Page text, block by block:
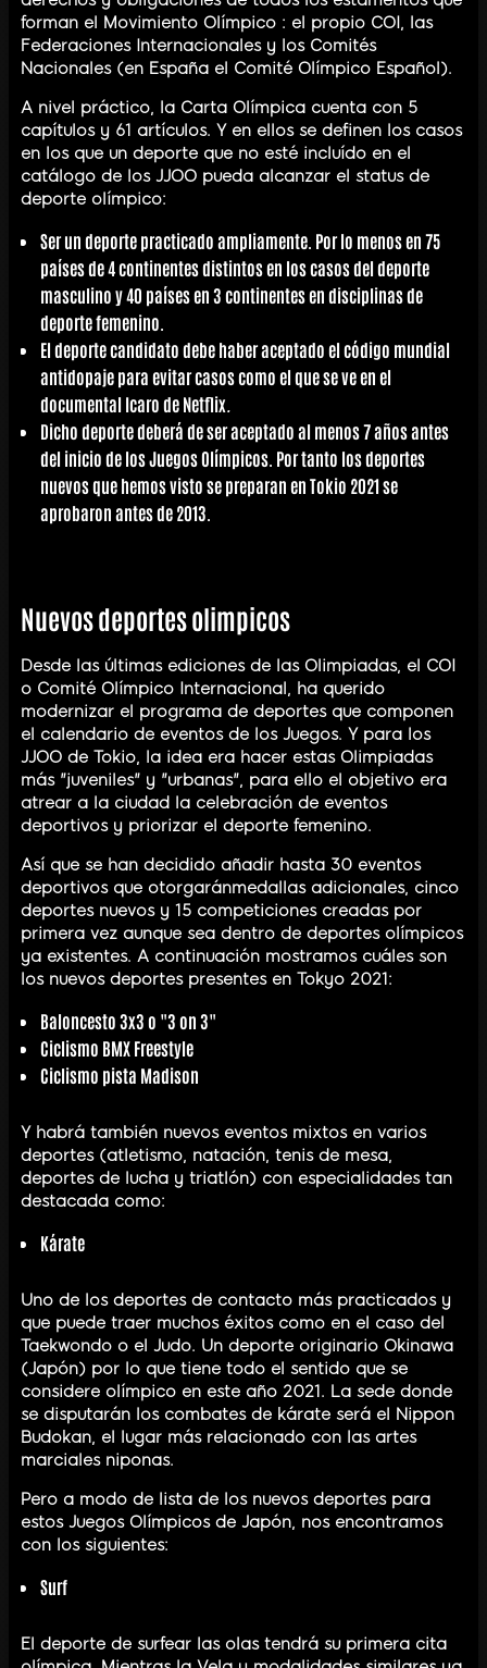
forman el Movimiento Olímpico : el propio COI, las
Federaciones Internacionales y los Comités
Nacionales (en España el Comité Olímpico Español).
A nivel práctico, la Carta Olímpica cuenta con 5
capítulos y 61 artículos. Y en ellos se definen los casos
en los que un deporte que no esté incluído en el
catálogo de los JJOO pueda alcanzar el status de
deporte olímpico:
Ser un deporte practicado ampliamente. Por lo menos en 75
países de 4 continentes distintos en los casos del deporte
masculino y 40 países en 3 continentes en disciplinas de
deporte femenino.
El deporte candidato debe haber aceptado el código mundial
antidopaje para evitar casos como el que se ve en el
documental Icaro de Netflix
Dicho deporte deberá de ser aceptado al menos 7 años antes
del inicio de los Juegos Olímpicos. Por tanto los deportes
nuevos que hemos visto se preparan en Tokio 2021 se
aprobaron antes de 2013.
Nuevos deportes olimpicos
Desde las últimas ediciones de las Olimpiadas, el COI
o Comité Olímpico Internacional, ha querido
modernizar el programa de deportes que componen
el calendario de eventos de los Juegos. Y para los
JJOO de Tokio, la idea era hacer estas Olimpiadas
más "juveniles" y "urbanas", para ello el objetivo era
atrear a la ciudad la celebración de eventos
deportivos y priorizar el deporte femenino.
Así que se han decidido añadir hasta 30 eventos
deportivos que otorgaránmedallas adicionales, cinco
deportes nuevos y 15 competiciones creadas por
primera vez aunque sea dentro de deportes olímpicos
ya existentes. A continuación mostramos cuáles son
los nuevos deportes presentes en Tokyo 2021:
Baloncesto 3x3 o "3 on 3"
Ciclismo BMX Freestyle
Ciclismo pista Madison
Y habrá también nuevos eventos mixtos en varios
deportes (atletismo, natación, tenis de mesa,
deportes de lucha y triatlón) con especialidades tan
destacada como:
Kárate
Uno de los deportes de contacto más practicados y
que puede traer muchos éxitos como en el caso del
Taekwondo o el Judo. Un deporte originario Okinawa
(Japón) por lo que tiene todo el sentido que se
considere olímpico en este año 2021. La sede donde
se disputarán los combates de kárate será el Nippon
Budokan, el lugar más relacionado con las artes
marciales niponas.
Pero a modo de lista de los nuevos deportes para
estos Juegos Olímpicos de Japón, nos encontramos
con los siguientes:
Surf
El deporte de surfear las olas tendrá su primera cita